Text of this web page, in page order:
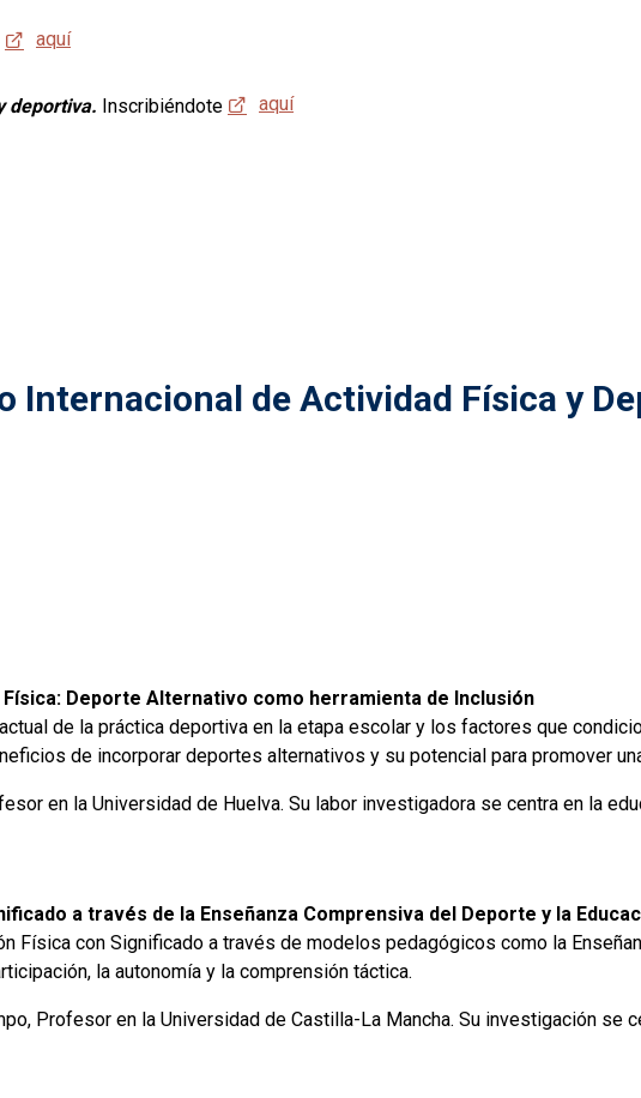
aquí
deportiva. Inscribiéndote aquí
Internacional de Actividad Física y
Deporte Alternativo como herramienta de Inclusión
de la práctica deportiva en la etapa escolar y los factores que
de incorporar deportes alternativos y su potencial para promover
en la Universidad de Huelva. Su labor investigadora se centra en la
a través de la Enseñanza Comprensiva del Deporte y la
Física con Significado a través de modelos pedagógicos como la
la autonomía y la comprensión táctica.
Profesor en la Universidad de Castilla-La Mancha. Su investigación